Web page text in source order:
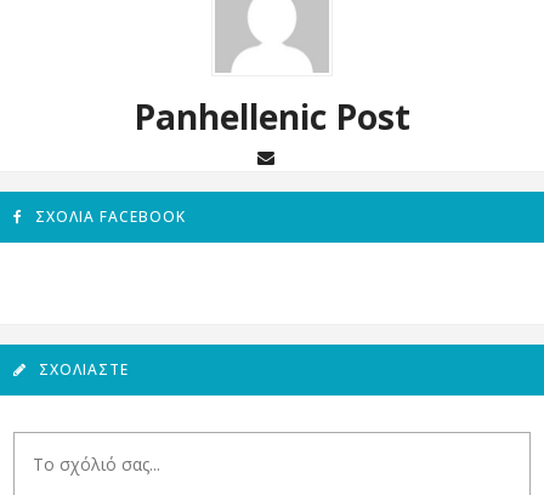
Panhellenic Post
ΣΧΌΛΙΑ FACEBOOK
ΣΧΟΛΙΆΣΤΕ